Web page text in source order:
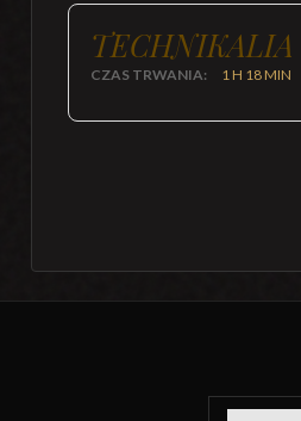
TECHNIKALIA
CZAS TRWANIA: 1 H 18 MIN